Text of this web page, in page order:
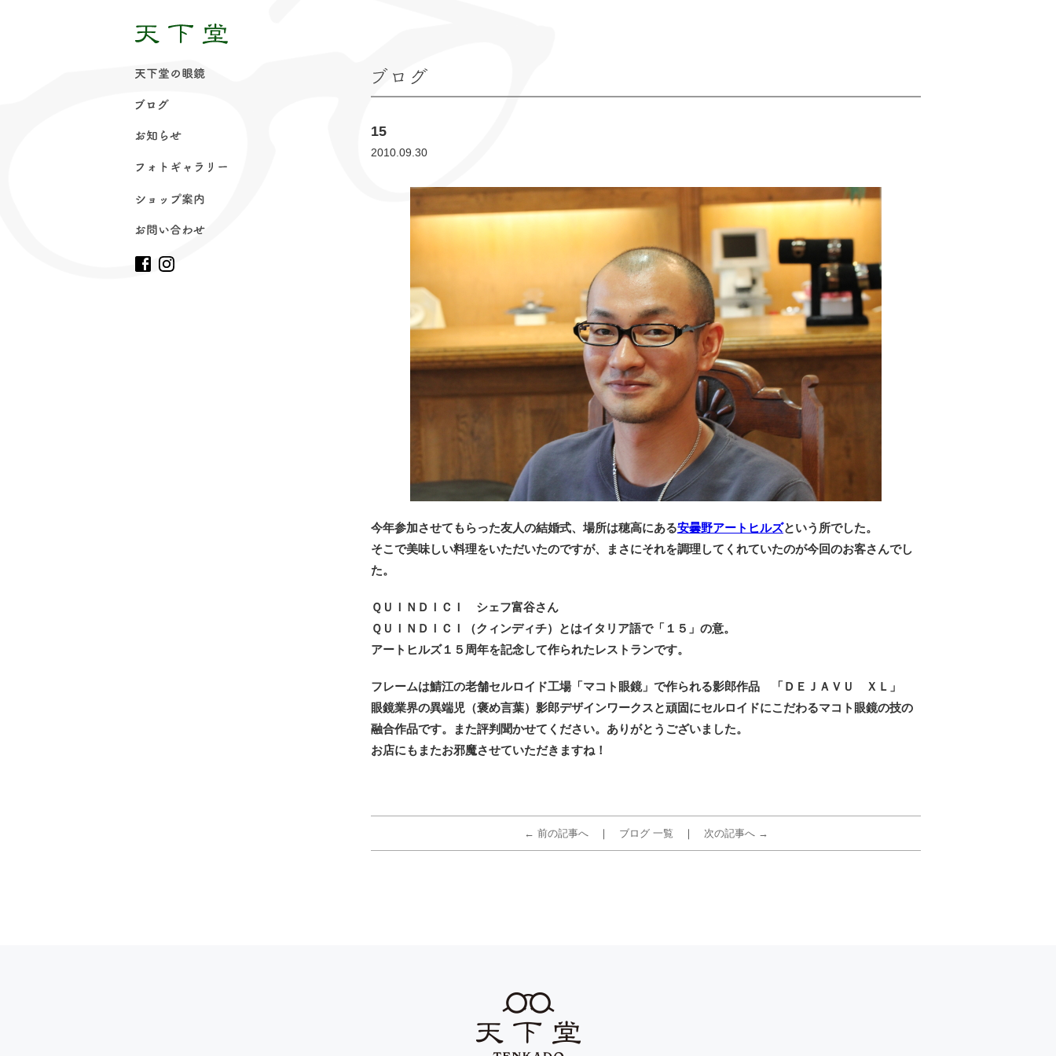
鏡
グ
せ
ー
せ
15
2010.09.30
今年参加させてもらった友人の結婚式、場所は穂高にある安曇野アートヒルズという所でした。
そこで美味しい料理をいただいたのですが、まさにそれを調理してくれていたのが今回のお客さんでし
た。
ＱＵＩＮＤＩＣＩ シェフ富谷さん
ＱＵＩＮＤＩＣＩ（クィンディチ）とはイタリア語で「１５」の意。
アートヒルズ１５周年を記念して作られたレストランです。
フレームは鯖江の老舗セルロイド工場「マコト眼鏡」で作られる影郎作品 「ＤＥＪＡＶＵ ＸＬ」
眼鏡業界の異端児（褒め言葉）影郎デザインワークスと頑固にセルロイドにこだわるマコト眼鏡の技の
融合作品です。また評判聞かせてください。ありがとうございました。
お店にもまたお邪魔させていただきますね！
← 前の記事へ ブログ 一覧 次の記事へ →